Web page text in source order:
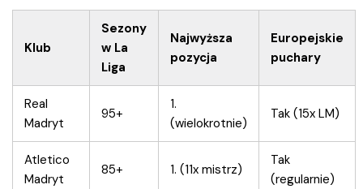
Klub
Sezony
w La
Liga
Najwyższa
pozycja
Europejskie
puchary
Real
Madryt
95+
1.
(wielokrotnie)
Tak (15x LM)
Atletico
Madryt
85+ 1. (11x mistrz)
Tak
(regularnie)